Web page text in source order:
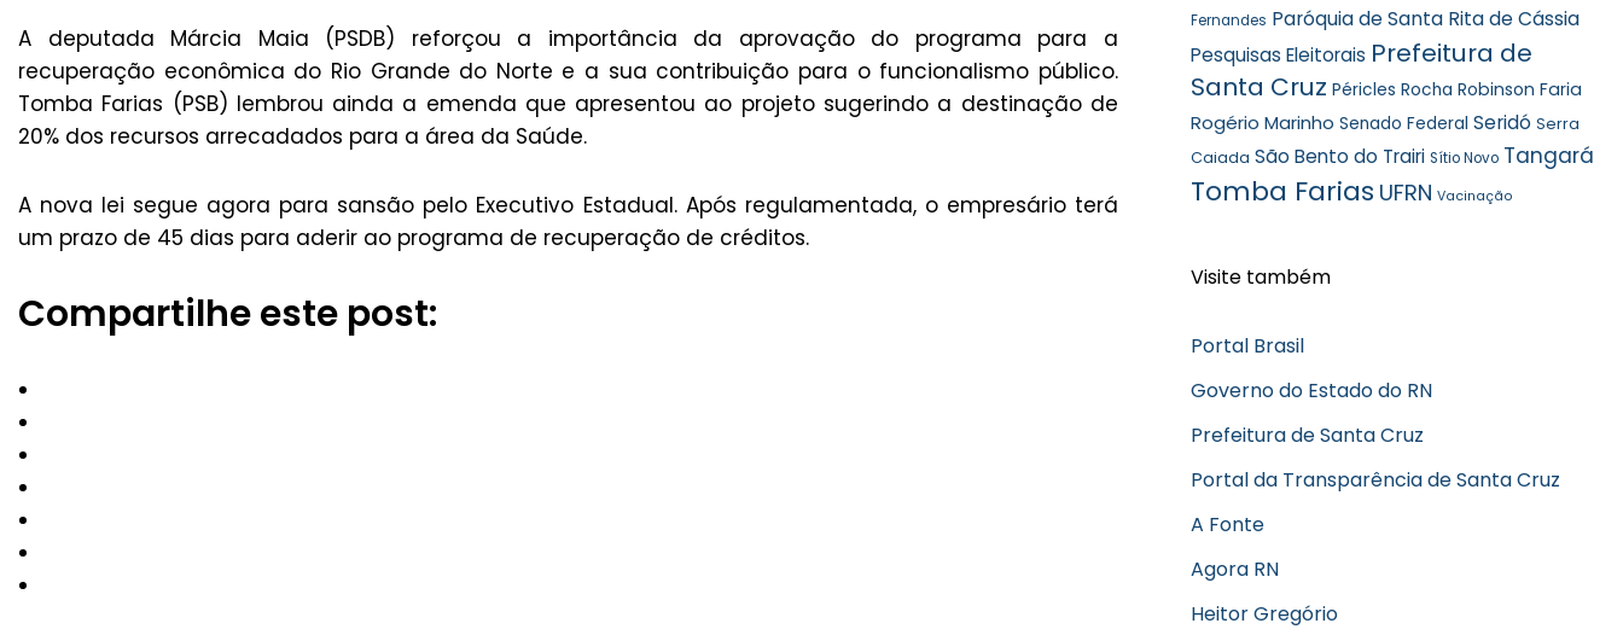
A deputada Márcia Maia (PSDB) reforçou a importância da aprovação do programa para a
recuperação econômica do Rio Grande do Norte e a sua contribuição para o funcionalismo público.
Tomba Farias (PSB) lembrou ainda a emenda que apresentou ao projeto sugerindo a destinação de
20% dos recursos arrecadados para a área da Saúde.
A nova lei segue agora para sansão pelo Executivo Estadual. Após regulamentada, o empresário terá
um prazo de 45 dias para aderir ao programa de recuperação de créditos.
Compartilhe este post:
Fernandes Paróquia de Santa Rita de Cássia
Pesquisas Eleitorais Prefeitura de
Santa Cruz Péricles Rocha Robinson Faria
Rogério Marinho Senado Federal Seridó Serra
Caiada São Bento do Trairi Sítio Novo Tangará
Tomba Farias UFRN Vacinação
Visite também
Portal Brasil
Governo do Estado do RN
Prefeitura de Santa Cruz
Portal da Transparência de Santa Cruz
A Fonte
Agora RN
Heitor Gregório